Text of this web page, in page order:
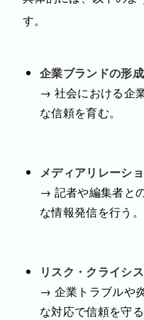
す。
企業ブランドの形
→ 社会における企
な信頼を育む。
メディアリレーシ
→ 記者や編集者と
な情報発信を行う。
リスク・クライシ
→ 企業トラブルや
な対応で信頼を守る